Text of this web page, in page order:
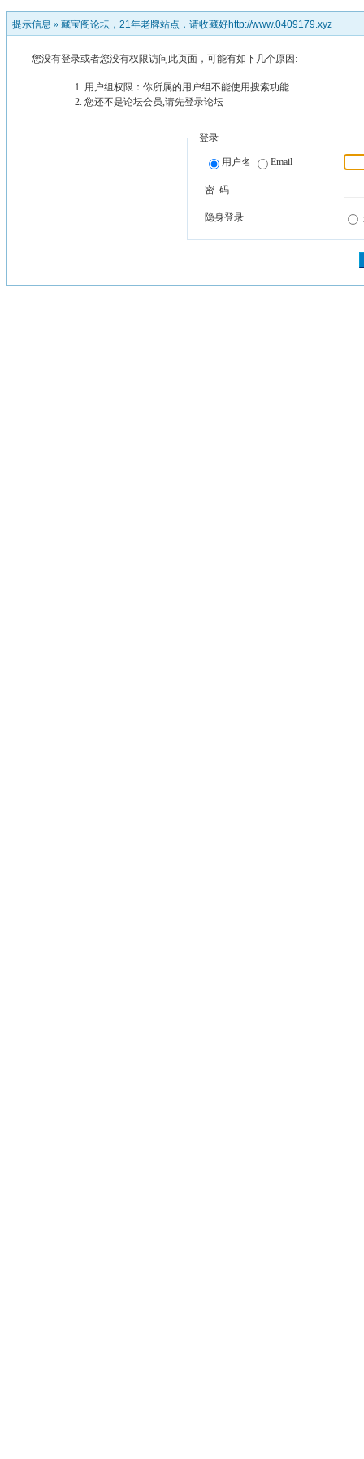
提示信息 » 藏宝阁论坛，21年老牌站点，请收藏好http://www.0409179.xyz
您没有登录或者您没有权限访问此页面，可能有如下几个原因:
用户组权限：你所属的用户组不能使用搜索功能
您还不是论坛会员,请先登录论坛
登录
用户名 Email
密 码
隐身登录